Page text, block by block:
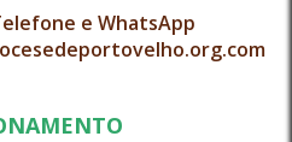
e WhatsApp